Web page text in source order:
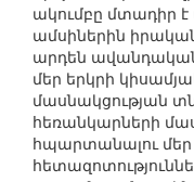
ակումբը մտադիր
ամսիներին
արդեն
մեր երկրի
մասնակցության
հեռանկարների
հպարտանալու